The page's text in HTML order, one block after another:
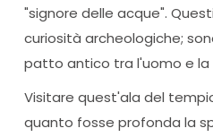
"signore delle acque".
curiosità archeologiche;
patto antico tra l'uomo e la
Visitare quest'ala del
quanto fosse profonda la